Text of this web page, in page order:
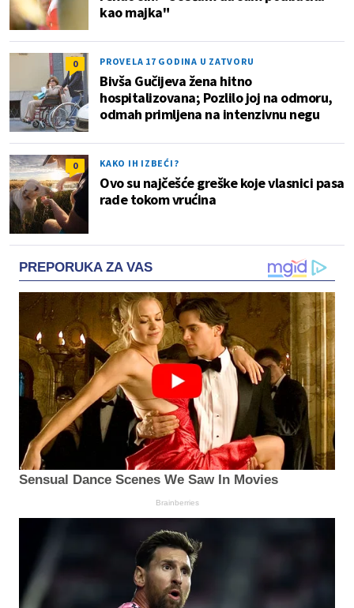
kao majka"
0 PROVELA 17 GODINA U ZATVORU
Bivša Gučijeva žena hitno
hospitalizovana; Pozlilo joj na odmoru,
odmah primljena na intenzivnu negu
0 KAKO IH IZBEĆI?
Ovo su najčešće greške koje vlasnici pasa
rade tokom vrućina
PREPORUKA ZA VAS
Sensual Dance Scenes We Saw In Movies
Brainberries